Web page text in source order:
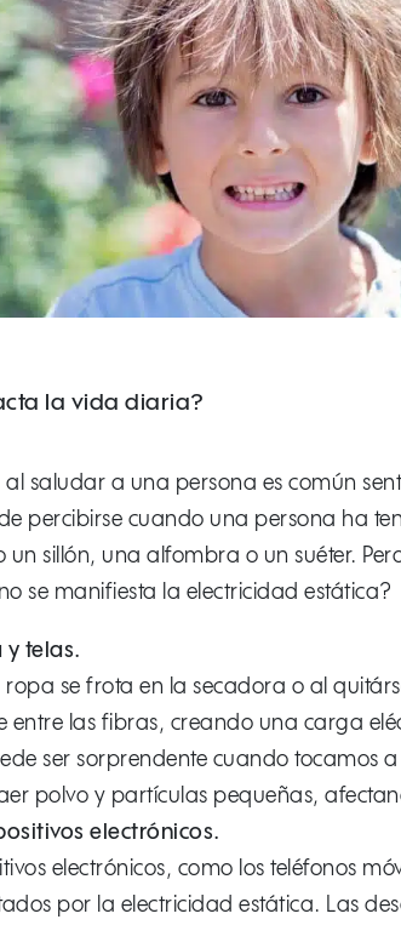
la vida diaria?
al saludar a una persona es común
percibirse cuando una persona ha
un sillón, una alfombra o un suéter.
se manifiesta la electricidad estática?
y telas.
se frota en la secadora o al
entre las fibras, creando una carga
ser sorprendente cuando tocamos
polvo y partículas pequeñas,
electrónicos.
electrónicos, como los teléfonos
por la electricidad estática. Las